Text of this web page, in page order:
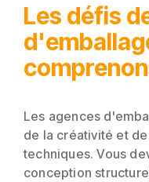
Les défis
Les agences
de la créativité et
techniques. Vous
conception